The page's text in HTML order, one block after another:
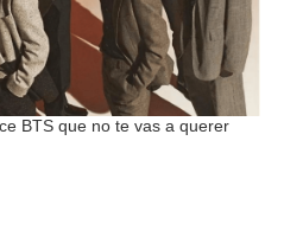
BTS que no te vas a querer